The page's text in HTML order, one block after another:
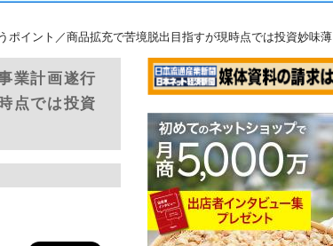
イント／商品拡充で苦境脱出目指すが現時点では投資妙味薄
業計画遂行
点では投資